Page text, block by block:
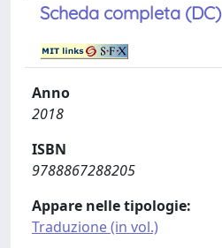
Scheda completa (DC)
Anno
2018
ISBN
9788867288205
Appare nelle tipologie:
Traduzione (in vol.)